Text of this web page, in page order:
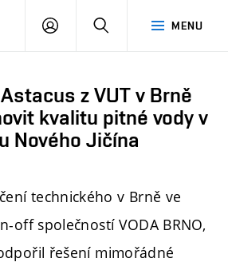
MENU
PŘIHLÁSIT
z VUT v Brně
kvalitu pitné vody v
Nového Jičína
technického v Brně ve
off společností VODA BRNO,
řešení mimořádné